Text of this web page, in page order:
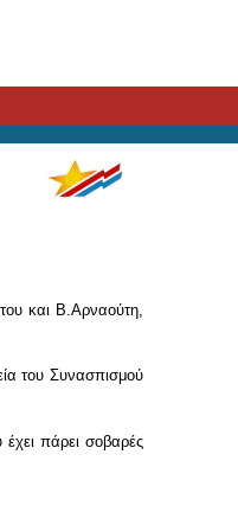
και Β.Αρναούτη,
του Συνασπισμού
πάρει σοβαρές